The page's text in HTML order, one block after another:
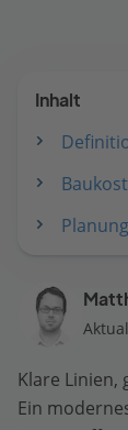
Inhalt
Klare Linien,
Ein